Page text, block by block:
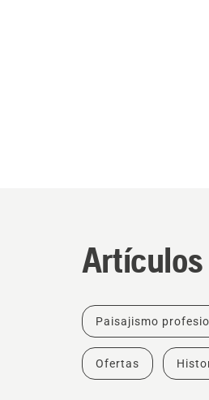
Paisajismo
Ofertas